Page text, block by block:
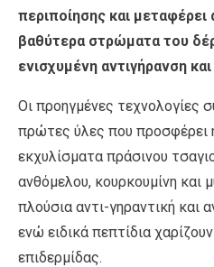
περιποίησης και μεταφέρει
βαθύτερα στρώματα του
ενισχυμένη αντιγήρανση
Οι προηγμένες τεχνολογίες
πρώτες ύλες που προσφέρει
εκχυλίσματα πράσινου
ανθόμελου, κουρκουμίνη και
πλούσια αντι-γηραντική και
ενώ ειδικά πεπτίδια
επιδερμίδας.